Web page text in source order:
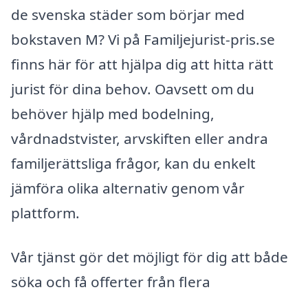
de svenska städer som börjar med
bokstaven M? Vi på Familjejurist-pris.se
finns här för att hjälpa dig att hitta rätt
jurist för dina behov. Oavsett om du
behöver hjälp med bodelning,
vårdnadstvister, arvskiften eller andra
familjerättsliga frågor, kan du enkelt
jämföra olika alternativ genom vår
plattform.
Vår tjänst gör det möjligt för dig att både
söka och få offerter från flera